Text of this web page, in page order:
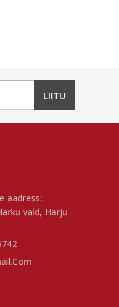
LIITU
aadress:
vald, Harju